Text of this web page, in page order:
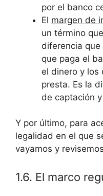
por el banco
El margen de
un término
diferencia
que paga el
el dinero y los
presta. Es la
de captación
Y por último, para
legalidad en el que
vayamos y
1.6. El marco